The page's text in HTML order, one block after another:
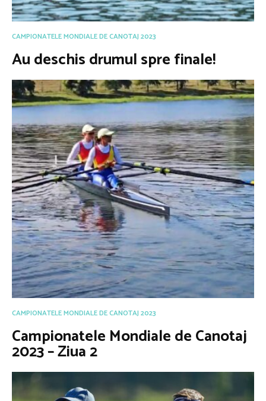
CAMPIONATELE MONDIALE DE CANOTAJ 2023
Au deschis drumul spre finale!
CAMPIONATELE MONDIALE DE CANOTAJ 2023
Campionatele Mondiale de Canotaj
2023 – Ziua 2